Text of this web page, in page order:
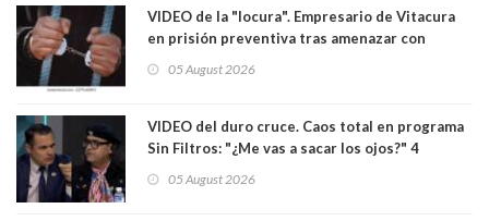
VIDEO de la "locura". Empresario de Vitacura
en prisión preventiva tras amenazar con
Los persiguió en potente camioneta
05 August 2026
VIDEO del duro cruce. Caos total en programa
Sin Filtros: "¿Me vas a sacar los ojos?" 4
excarabinero que dejó ciego a Gustavo Gatica:
05 August 2026